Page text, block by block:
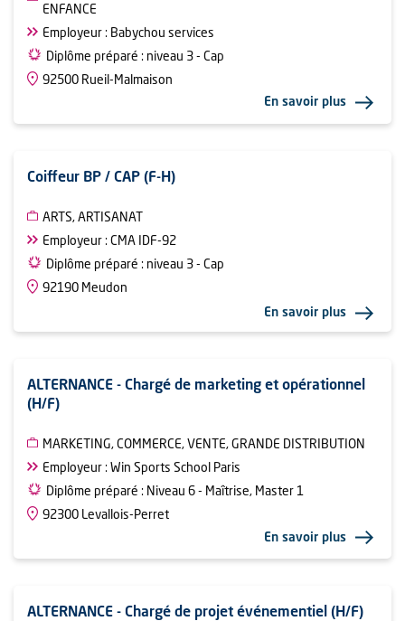
ENFANCE
Employeur : Babychou services
Diplôme préparé : niveau 3 - Cap
92500 Rueil-Malmaison
En savoir plus
Coiffeur BP / CAP (F-H)
ARTS, ARTISANAT
Employeur : CMA IDF-92
Diplôme préparé : niveau 3 - Cap
92190 Meudon
En savoir plus
ALTERNANCE - Chargé de marketing et opérationnel
(H/F)
MARKETING, COMMERCE, VENTE, GRANDE DISTRIBUTION
Employeur : Win Sports School Paris
Diplôme préparé : Niveau 6 - Maîtrise, Master 1
92300 Levallois-Perret
En savoir plus
ALTERNANCE - Chargé de projet événementiel (H/F)